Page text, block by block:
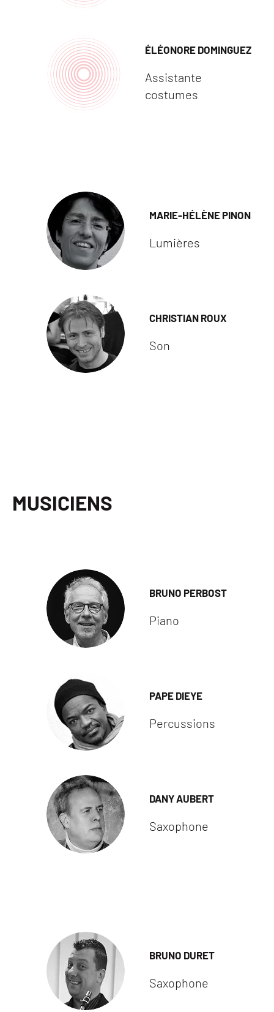
ÉLÉONORE DOMINGUEZ
Assistante
costumes
MARIE-HÉLÈNE PINON
Lumières
CHRISTIAN ROUX
Son
MUSICIENS
BRUNO PERBOST
Piano
PAPE DIEYE
Percussions
DANY AUBERT
Saxophone
BRUNO DURET
Saxophone